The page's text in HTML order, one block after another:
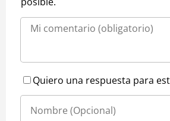
Quiero una respuesta para